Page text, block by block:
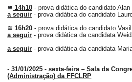
Juniores
Cursos
e
Atividades
Normativas
Fomentos
e
≅ 14h10 - prova didática do candidato Alan
a seguir - prova didática do candidato
≅ 16h20 - prova didática do candidato
a seguir - prova didática da candidata
a seguir - prova didática da candidata
- 31/01/2025 - sexta-feira – Sala da
(Administração) da FFCLRP